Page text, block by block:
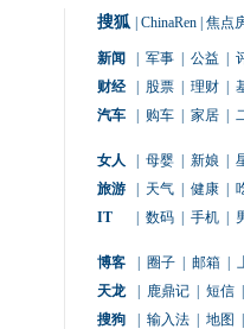
搜狐 ChinaRen 焦点
新闻 军事 公益
财经
股票 理财
汽车
购车 家居
女人 母婴 新娘
旅游
天气 健康
IT
数码 手机
博客 圈子 邮箱
天龙
鹿鼎记 短信
搜狗
输入法 地图